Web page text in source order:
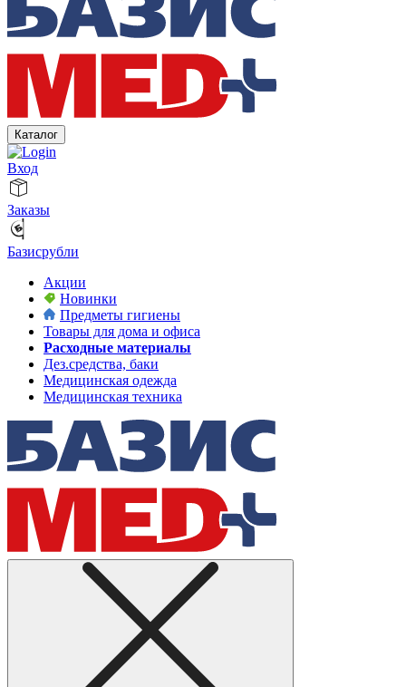
Каталог
Вход
Заказы
Базисрубли
Акции
Новинки
Предметы гигиены
Товары для дома и офиса
Расходные материалы
Дез.средства, баки
Медицинская одежда
Медицинская техника